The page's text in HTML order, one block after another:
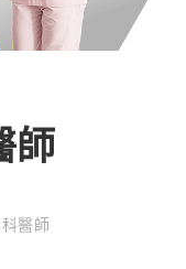
師
醫師